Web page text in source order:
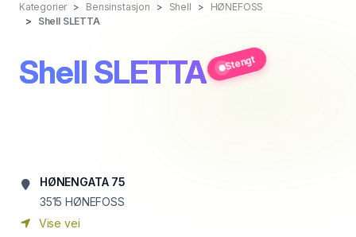
Kategorier Bensinstasjon Shell
HØNEFOSS
Shell SLETTA
Shell SLETTA Stengt
HØNENGATA 75
3515 HØNEFOSS
Vise vei